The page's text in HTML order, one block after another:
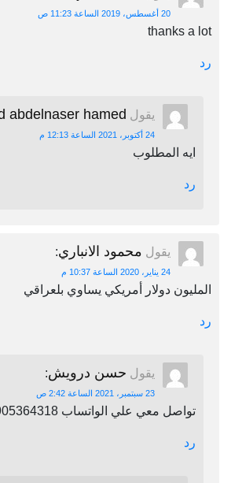
20 أغسطس، 2019 الساعة 11:23 ص
thanks a lot
رد
يقول abdelnaser hamed
24 أكتوبر، 2021 الساعة 12:13 م
ايه المطلوب
رد
يقول محمود الانباري:
24 يناير، 2020 الساعة 10:37 م
المليون دولار أمريكي يساوي بلعراقي
رد
يقول حسن درويش:
23 سبتمبر، 2021 الساعة 2:42 ص
تواصل معي علي الواتساب 00249905364318
رد